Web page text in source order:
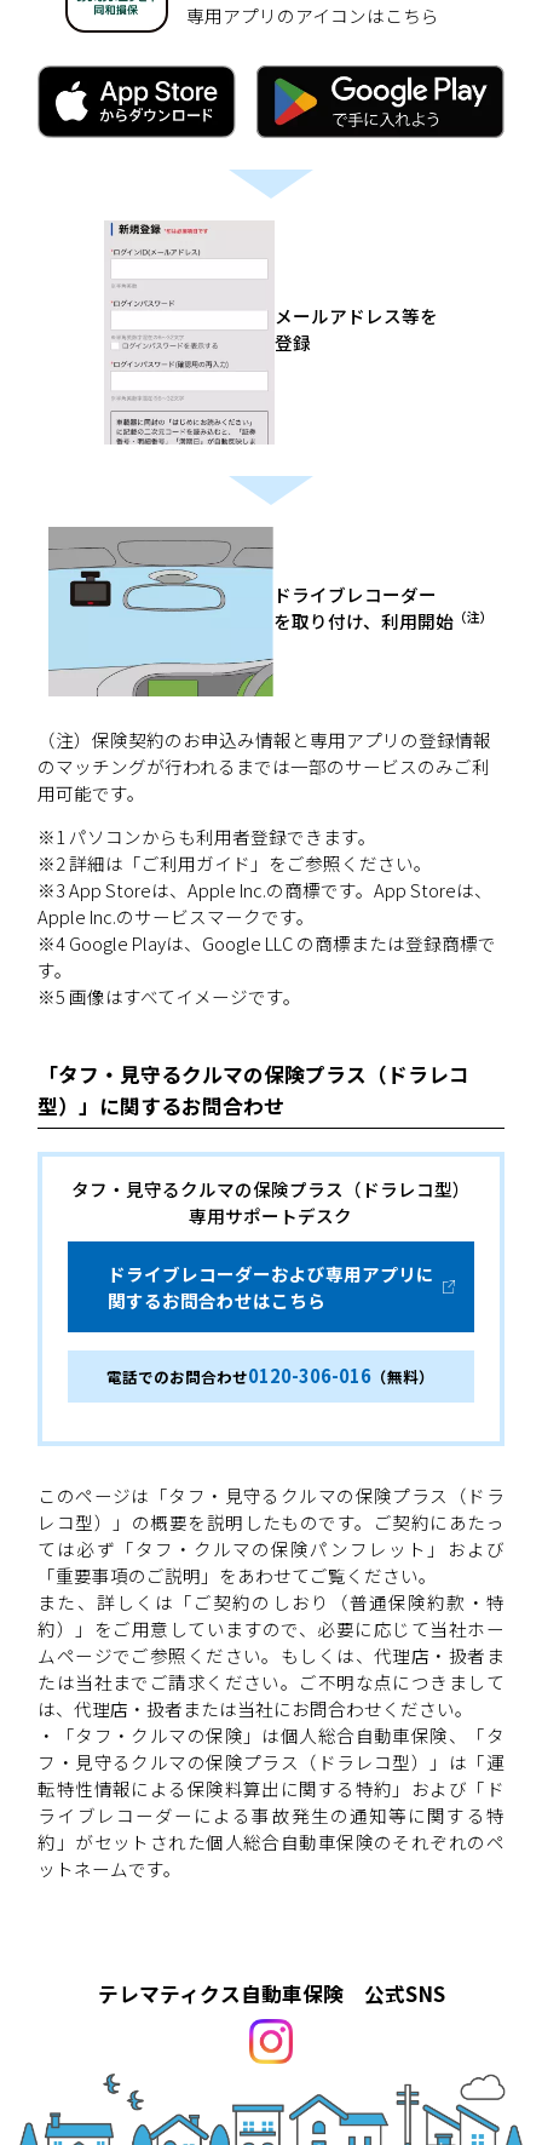
専用アプリのアイコンはこちら
メールアドレス等を
登録
ドライブレコーダー
を取り付け、利用開始（注）
（注）保険契約のお申込み情報と専用アプリの登録情報
のマッチングが行われるまでは一部のサービスのみご利
用可能です。
※1 パソコンからも利用者登録できます。
※2 詳細は「ご利用ガイド」をご参照ください。
※3 App Storeは、Apple Inc.の商標です。App Storeは、
Apple Inc.のサービスマークです。
※4 Google Playは、Google LLC の商標または登録商標で
す。
※5 画像はすべてイメージです。
「タフ・見守るクルマの保険プラス（ドラレコ
型）」に関するお問合わせ
タフ・見守るクルマの保険プラス（ドラレコ型）
専用サポートデスク
ドライブレコーダーおよび専用アプリに
関するお問合わせはこちら
電話でのお問合わせ0120-306-016 （無料）
このページは「タフ・見守るクルマの保険プラス（ドラ
レコ型）」の概要を説明したものです。ご契約にあたっ
ては必ず「タフ・クルマの保険パンフレット」および
「重要事項のご説明」をあわせてご覧ください。
また、詳しくは「ご契約のしおり（普通保険約款・特
約）」をご用意していますので、必要に応じて当社ホー
ムページでご参照ください。もしくは、代理店・扱者ま
たは当社までご請求ください。ご不明な点につきまして
は、代理店・扱者または当社にお問合わせください。
・「タフ・クルマの保険」は個人総合自動車保険、「タ
フ・見守るクルマの保険プラス（ドラレコ型）」は「運
転特性情報による保険料算出に関する特約」および「ド
ライブレコーダーによる事故発生の通知等に関する特
約」がセットされた個人総合自動車保険のそれぞれのペ
ットネームです。
テレマティクス自動車保険 公式SNS